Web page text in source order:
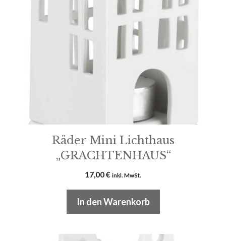
Räder Mini Lichthaus
„GRACHTENHAUS“
17,00€ inkl. MwSt.
In den Warenkorb